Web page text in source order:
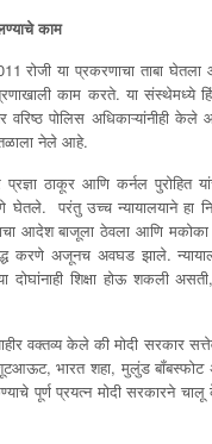
काम
रोजी या प्रकरणाचा ताबा
काम करते. या संस्थेमध्ये
वरिष्ठ पोलिस अधिकाऱ्यांनीही
नेले आहे.
ठाकूर आणि कर्नल पुरोहित
घेतले. परंतु उच्च न्यायालयाने हा
आदेश बाजूला ठेवला आणि
करणे अजूनच अवघड झाले.
शिक्षा होऊ शकली
वक्तव्य केले की मोदी सरकार
शूटआऊट, भारत शहा, मुलुंड
पूर्ण प्रयत्न मोदी सरकारने चालू